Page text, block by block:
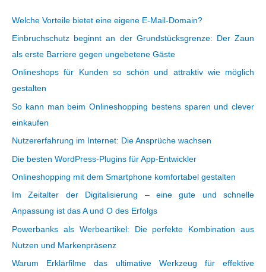
Welche Vorteile bietet eine eigene E-Mail-Domain?
Einbruchschutz beginnt an der Grundstücksgrenze: Der Zaun
als erste Barriere gegen ungebetene Gäste
Onlineshops für Kunden so schön und attraktiv wie möglich
gestalten
So kann man beim Onlineshopping bestens sparen und clever
einkaufen
Nutzererfahrung im Internet: Die Ansprüche wachsen
Die besten WordPress-Plugins für App-Entwickler
Onlineshopping mit dem Smartphone komfortabel gestalten
Im Zeitalter der Digitalisierung – eine gute und schnelle
Anpassung ist das A und O des Erfolgs
Powerbanks als Werbeartikel: Die perfekte Kombination aus
Nutzen und Markenpräsenz
Warum Erklärfilme das ultimative Werkzeug für effektive